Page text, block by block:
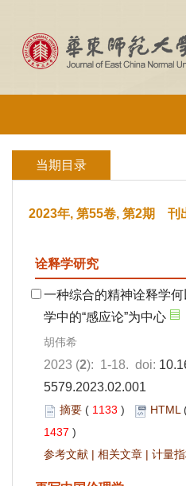
当期目录
2023年, 第55卷, 第2期 刊
诠释学研究
一种综合的精神诠释学
学中的“感应论”为中心
胡伟希
2023 (2): 1-18. doi:
5579.2023.02.001
摘要 ( 1133 ) HTML
1437 )
参考文献 | 相关文章 | 计量